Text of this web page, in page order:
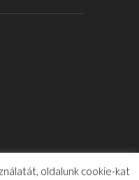
oldalunk cookie-kat